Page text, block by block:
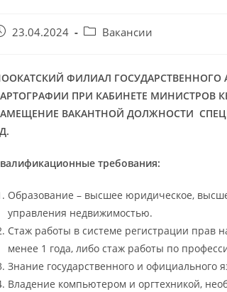
23.04.2024 Вакансии
ФИЛИАЛ ГОСУДАРСТВЕННОГО
ПРИ КАБИНЕТЕ МИНИСТРОВ
ВАКАНТНОЙ ДОЛЖНОСТИ
требования:
Образование – высшее юридическое,
управления недвижимостью.
Стаж работы в системе регистрации прав
менее 1 года, либо стаж работы по
Знание государственного и официального
Владение компьютером и оргтехникой,